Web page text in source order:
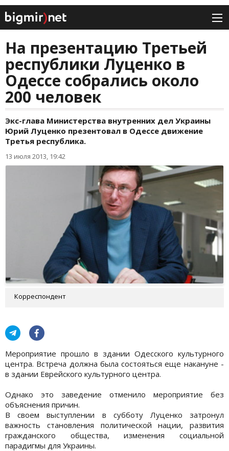
На презентацию Третьей
республики Луценко в
Одессе собрались около
200 человек
Экс-глава Министерства внутренних дел Украины
Юрий Луценко презентовал в Одессе движение
Третья республика.
13 июля 2013, 19:42
Корреспондент
Мероприятие прошло в здании Одесского культурного
центра. Встреча должна была состояться еще накануне -
в здании Еврейского культурного центра.
Однако это заведение отменило мероприятие без
объяснения причин.
В своем выступлении в субботу Луценко затронул
важность становления политической нации, развития
гражданского общества, изменения социальной
парадигмы для Украины.